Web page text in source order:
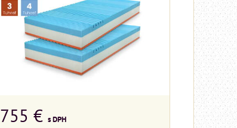
755 €s DPH